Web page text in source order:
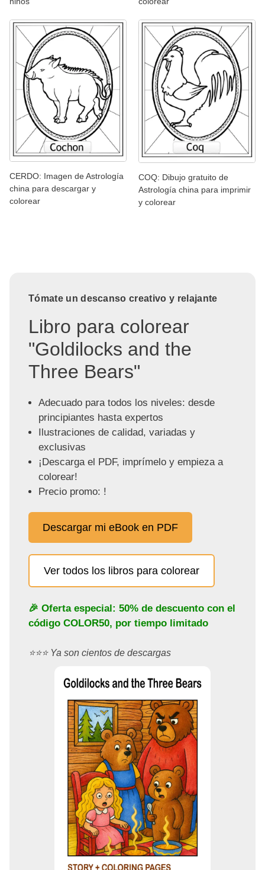
CERDO: Imagen de Astrología
china para descargar y
colorear
COQ: Dibujo gratuito de
Astrología china para imprimir
y colorear
Tómate un descanso creativo y relajante
Libro para colorear
"Goldilocks and the
Three Bears"
Adecuado para todos los niveles: desde
principiantes hasta expertos
Ilustraciones de calidad, variadas y
exclusivas
¡Descarga el PDF, imprímelo y empieza a
colorear!
Precio promo: !
Descargar mi eBook en PDF
Ver todos los libros para colorear
🎉 Oferta especial: 50% de descuento con el
código COLOR50, por tiempo limitado
⭐️⭐️⭐️ Ya son cientos de descargas